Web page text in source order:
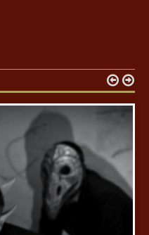
 